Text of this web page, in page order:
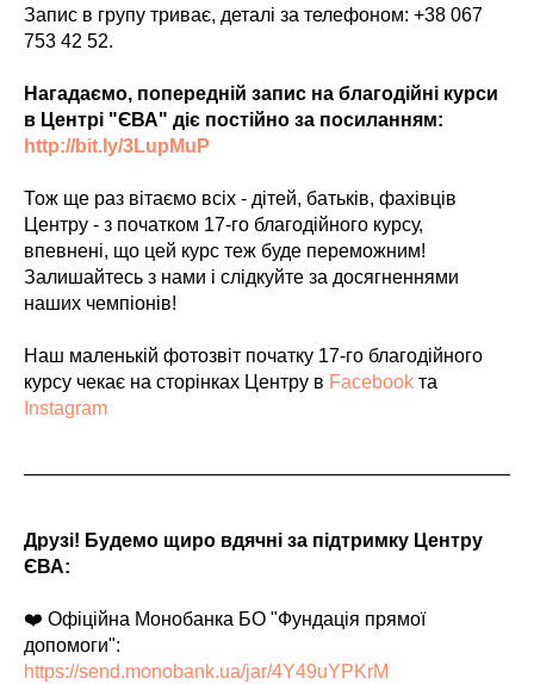
Запис в групу триває, деталі за телефоном: +38 067
753 42 52.
Нагадаємо, попередній запис на благодійні курси
в Центрі "ЄВА" діє постійно за посиланням:
http://bit.ly/3LupMuP
Тож ще раз вітаємо всіх - дітей, батьків, фахівців
Центру - з початком 17-го благодійного курсу,
впевнені, що цей курс теж буде переможним!
Залишайтесь з нами і слідкуйте за досягненнями
наших чемпіонів!
Наш маленькій фотозвіт початку 17-го благодійного
курсу чекає на сторінках Центру в Facebook та
Instagram
Друзі! Будемо щиро вдячні за підтримку Центру
ЄВА:
❤️ Офіційна Монобанка БО "Фундація прямої
допомоги":
https://send.monobank.ua/jar/4Y49uYPKrM